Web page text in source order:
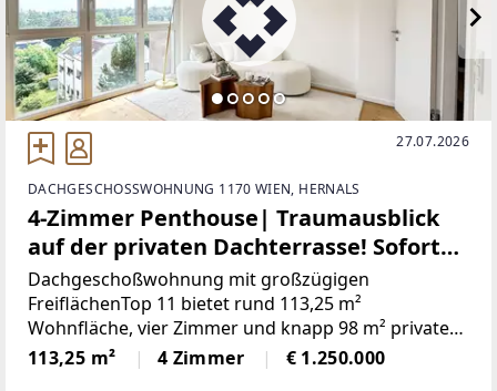
27.07.2026
DACHGESCHOSSWOHNUNG 1170 WIEN, HERNALS
4-Zimmer Penthouse| Traumausblick
auf der privaten Dachterrasse! Sofort
bezugsfertig!
Dachgeschoßwohnung mit großzügigen
FreiflächenTop 11 bietet rund 113,25 m²
Wohnfläche, vier Zimmer und knapp 98 m² private
Außenflächen. Die Wohnküche bildet den
Mittelpunkt der Wohnung; drei zentral begehbare
113,25 m² 4 Zimmer € 1.250.000